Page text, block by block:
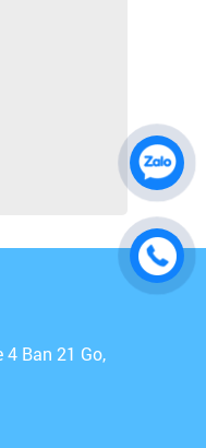
Ban 21 Go,